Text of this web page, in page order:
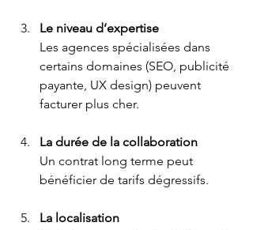
Le niveau d’expertise
Les agences spécialisées dans
certains domaines (SEO, publicité
payante, UX design) peuvent
facturer plus cher.
La durée de la collaboration
Un contrat long terme peut
bénéficier de tarifs dégressifs.
La localisation